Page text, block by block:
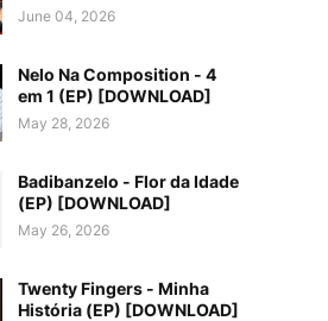
June 04, 2026
Nelo Na Composition - 4
em 1 (EP) [DOWNLOAD]
May 28, 2026
Badibanzelo - Flor da Idade
(EP) [DOWNLOAD]
May 26, 2026
Twenty Fingers - Minha
História (EP) [DOWNLOAD]